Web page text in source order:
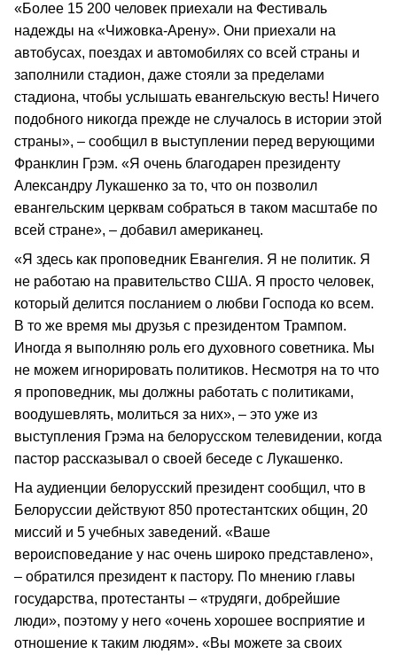
«Более 15 200 человек приехали на Фестиваль
надежды на «Чижовка-Арену». Они приехали на
автобусах, поездах и автомобилях со всей страны и
заполнили стадион, даже стояли за пределами
стадиона, чтобы услышать евангельскую весть! Ничего
подобного никогда прежде не случалось в истории этой
страны», – сообщил в выступлении перед верующими
Франклин Грэм. «Я очень благодарен президенту
Александру Лукашенко за то, что он позволил
евангельским церквам собраться в таком масштабе по
всей стране», – добавил американец.
«Я здесь как проповедник Евангелия. Я не политик. Я
не работаю на правительство США. Я просто человек,
который делится посланием о любви Господа ко всем.
В то же время мы друзья с президентом Трампом.
Иногда я выполняю роль его духовного советника. Мы
не можем игнорировать политиков. Несмотря на то что
я проповедник, мы должны работать с политиками,
воодушевлять, молиться за них», – это уже из
выступления Грэма на белорусском телевидении, когда
пастор рассказывал о своей беседе с Лукашенко.
На аудиенции белорусский президент сообщил, что в
Белоруссии действуют 850 протестантских общин, 20
миссий и 5 учебных заведений. «Ваше
вероисповедание у нас очень широко представлено»,
– обратился президент к пастору. По мнению главы
государства, протестанты – «трудяги, добрейшие
люди», поэтому у него «очень хорошее восприятие и
отношение к таким людям». «Вы можете за своих